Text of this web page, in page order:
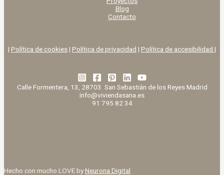
Blog
Contacto
| Política de cookies| Política de privacidad | Política de accesibilidad |
Calle Formentera, 13, 28703. San Sebastián de los Reyes Madrid
info@viviendasana.es
91 795 82 34
Hecho con mucho LOVE byNeurona Digital